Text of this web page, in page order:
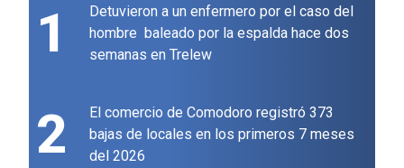
1
Detuvieron a un enfermero por el caso del
hombre baleado por la espalda hace dos
semanas en Trelew
2
El comercio de Comodoro registró 373
bajas de locales en los primeros 7 meses
del 2026